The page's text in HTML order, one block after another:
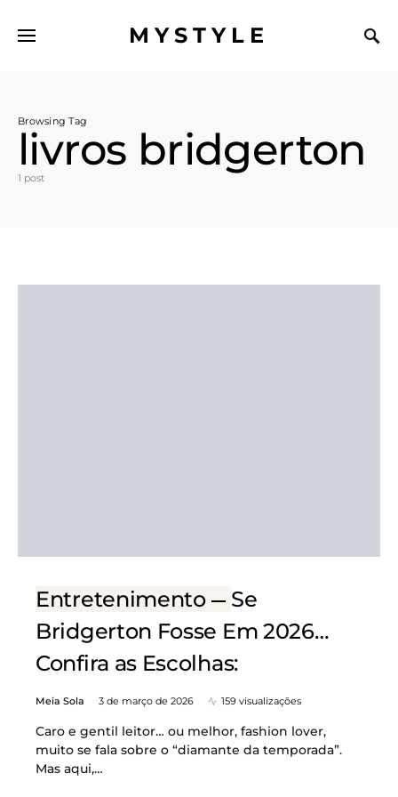
MYSTYLE
Browsing Tag
livros bridgerton
1 post
Entretenimento
Se
Bridgerton Fosse Em 2026…
Confira as Escolhas:
Meia Sola 3 de março de 2026 159 visualizações
Caro e gentil leitor… ou melhor, fashion lover,
muito se fala sobre o “diamante da temporada”.
Mas aqui,…